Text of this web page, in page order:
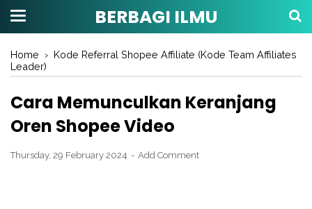
BERBAGI ILMU
Home › Kode Referral Shopee Affiliate (Kode Team Affiliates
Leader)
Cara Memunculkan Keranjang
Oren Shopee Video
Thursday, 29 February 2024 Add Comment